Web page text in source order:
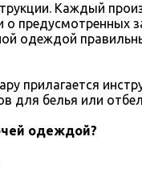
Каждый
предусмотренных
одеждой
прилагается
для белья или
одеждой?